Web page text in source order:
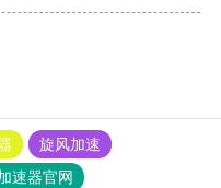
旋风加速
速器官网